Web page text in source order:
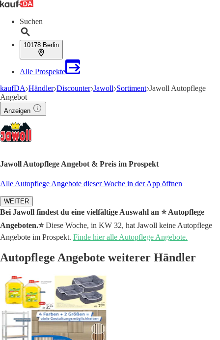
Suchen
10178 Berlin
Alle Prospekte
kaufDA Händler Discounter Jawoll Sortiment Jawoll Autopflege
Angebot
Anzeigen
Jawoll Autopflege Angebot & Preis im Prospekt
Alle Autopflege Angebote dieser Woche in der App öffnen
WEITER
Bei Jawoll findest du eine vielfältige Auswahl an ⭐️ Autopflege
Angeboten.⭐️Diese Woche, in KW 32, hat Jawoll keine Autopflege
Angebote im Prospekt. Finde hier alle Autopflege Angebote.
Autopflege Angebote weiterer Händler